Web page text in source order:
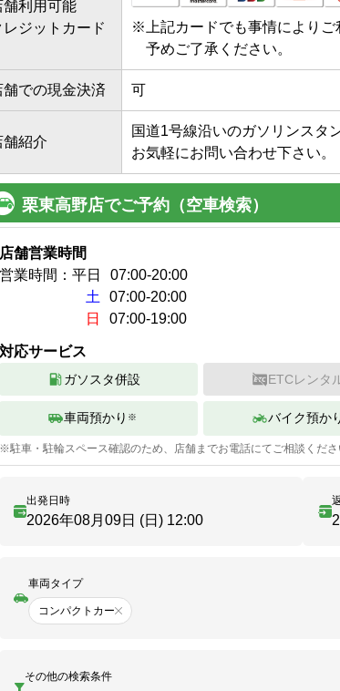
舗利用可能
レジットカード
※ 上記カードでも事情により
予めご了承ください。
舗での現金決済 可
舗紹介
国道1号線沿いのガソリンスタン
お気軽にお問い合わせ下さい。
栗東高野店でご予約（空車検索）
店舗営業時間
営業時間： 平日 07:00-20:00
土
07:00-20:00
日
07:00-19:00
対応サービス
ガソスタ併設 ETCレンタ
車両預かり ※ バイク預か
※駐車・駐輪スペース確認のため、店舗までお電話にてご相談くださ
出発日時
2026年08月09日 (日) 12:00
車両タイプ
コンパクトカー
その他の検索条件